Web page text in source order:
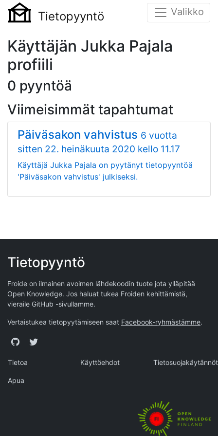
Tietopyyntö Valikko
Käyttäjän Jukka Pajala
profiili
0 pyyntöä
Viimeisimmät tapahtumat
Päiväsakon vahvistus 6 vuotta
sitten 22. heinäkuuta 2020 kello 11.17
Käyttäjä Jukka Pajala on pyytänyt tietopyyntöä
'Päiväsakon vahvistus' julkiseksi.
Tietopyyntö
Froide on ilmainen avoimen lähdekoodin tuote jota ylläpitää
Open Knowledge. Jos haluat tukea Froiden kehittämistä,
vieraile GitHub -sivullamme.
Vertaistukea tietopyytämiseen saat Facebook-ryhmästämme.
GitHubTwitter
Tietoa Käyttöehdot Tietosuojakäytännöt
Apua